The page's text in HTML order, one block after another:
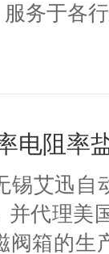
务于各
锡艾迅自
代理美
阀箱的生